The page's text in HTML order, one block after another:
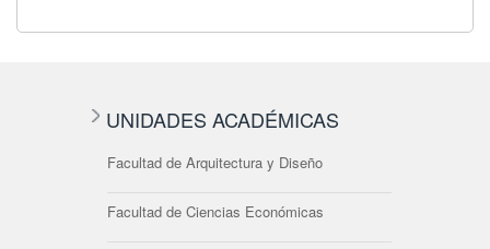
UNIDADES ACADÉMICAS
Facultad de Arquitectura y Diseño
Facultad de Ciencias Económicas